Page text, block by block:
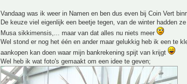
Vandaag was ik weer in Namen en ben dus even bij Coin Vert
De keuze viel eigenlijk een beetje tegen, van de winter hadden
Musa sikkimensis,... maar van dat alles nu niets meer
Wel stond er nog het één en ander maar gelukkig heb ik een te
aankopen kan doen waar mijn bankrekening spijt van krijgt
Wel heb ik wat foto's gemaakt om een idee te geven;